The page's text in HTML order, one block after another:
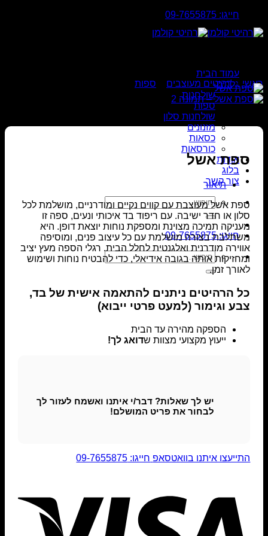
content
חייגו: 09-7655875
עמוד הבית
גלריה
שולחנות
ספות
שולחנות סלון
מזנונים
כסאות
כורסאות
אודות
בלוג
צור קשר
חיפוש
עבור:
חייגו: 09-7655875
חיפוש
עבור:
ראשי » רהיטים מעוצבים ספות
ספת אשל
תיאור
ספת אשל מעוצבת עם קווים נקיים ומודרניים, מושלמת לכל
סלון או חדר ישיבה. עם ריפוד בד איכותי ונעים, ספה זו
מעניקה תמיכה מצוינת ומספקת נוחות יוצאת דופן. היא
משתלבת בצורה מושלמת עם כל עיצוב פנים, ומוסיפה
אווירה מודרנית ואלגנטית לחלל הבית. רגלי הספה מעץ יציב
ומחזיקות אותה בגובה אידיאלי, כדי להבטיח נוחות ושימוש
לאורך זמן.
כל הרהיטים ניתנים להתאמה אישית של בד,
צבע וגימור (למעט פרטי ייבוא)
הספקה מהירה עד הבית
ייעוץ מקצועי מצוות שדואג לך!
יש לך שאלות? דבר/י איתנו ואשמח לעזור לך
לבחור את פריט המושלם!
התייעצו איתנו בוואטסאפ חייגו: 09-7655875